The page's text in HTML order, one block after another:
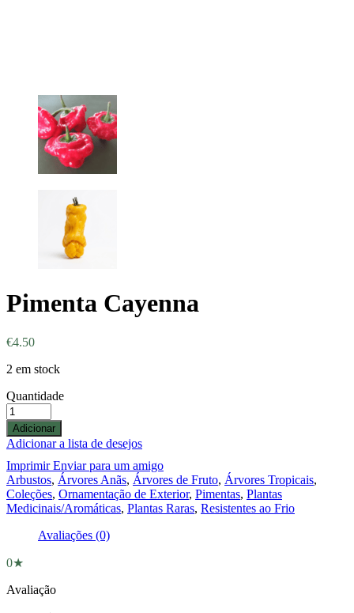
Pimenta Cayenna
€4.50
2 em stock
Quantidade
Adicionar
Adicionar a lista de desejos
ImprimirEnviar para um amigo
Arbustos, Árvores Anãs, Árvores de Fruto, Árvores Tropicais,
Coleções, Ornamentação de Exterior, Pimentas, Plantas
Medicinais/Aromáticas, Plantas Raras, Resistentes ao Frio
Avaliações (0)
0★
Avaliação